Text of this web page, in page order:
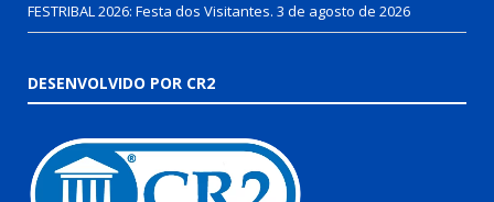
FESTRIBAL 2026: Festa dos Visitantes. 3 de agosto de 2026
DESENVOLVIDO POR CR2